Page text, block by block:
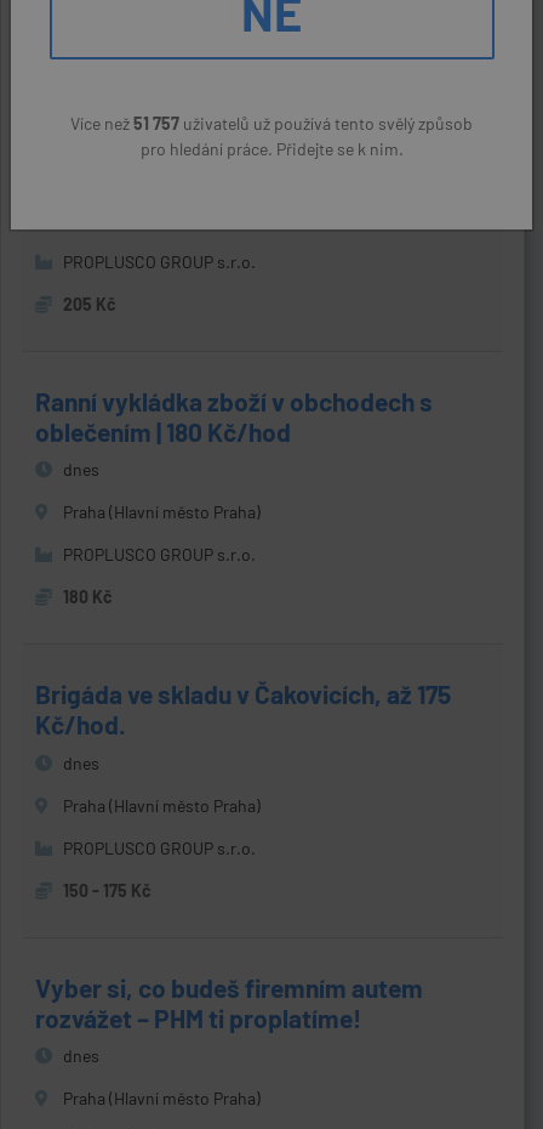
výplata.
PROPLUSCO GROUP s.r.o.
205 Kč
Ranní vykládka zboží v obchodech s
oblečením | 180 Kč/hod
dnes
Praha (Hlavní město Praha)
PROPLUSCO GROUP s.r.o.
180 Kč
Brigáda ve skladu v Čakovicích, až 175
Kč/hod.
dnes
Praha (Hlavní město Praha)
PROPLUSCO GROUP s.r.o.
150 - 175 Kč
Vyber si, co budeš firemním autem
rozvážet – PHM ti proplatíme!
dnes
Praha (Hlavní město Praha)
NE
Více než51 757 uživatelů už používá tento svělý způsob
pro hledání práce. Přidejte se k nim.